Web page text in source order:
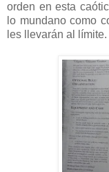
orden en esta
lo mundano como
les llevarán al límite.